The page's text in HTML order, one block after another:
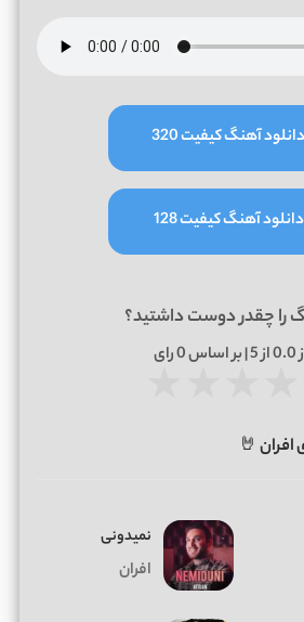
دانلود آهنگ کیفیت 320
دانلود آهنگ کیفیت 128
را چقدر دوست داشتید؟
0.0از 5 | بر اساس 0رای
🤘
نمیدونی
افران